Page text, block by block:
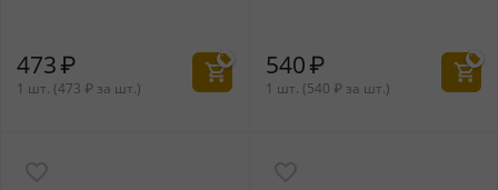
473₽
1 шт. (473 ₽ за шт.)
540₽
1 шт. (540 ₽ за шт.)